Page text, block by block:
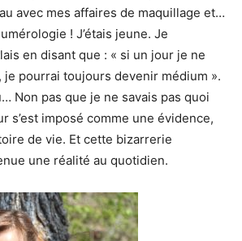
avec mes affaires de maquillage et…
! J’étais jeune. Je
en disant que : « si un jour je ne
je pourrai toujours devenir médium ».
Non pas que je ne savais pas quoi
s’est imposé comme une évidence,
de vie. Et cette bizarrerie
une réalité au quotidien.